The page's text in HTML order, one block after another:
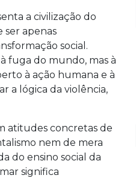
a civilização do
ser apenas
social.
fuga do mundo, mas à
à ação humana e à
a lógica da violência,
atitudes concretas de
nem de mera
do ensino social da
significa